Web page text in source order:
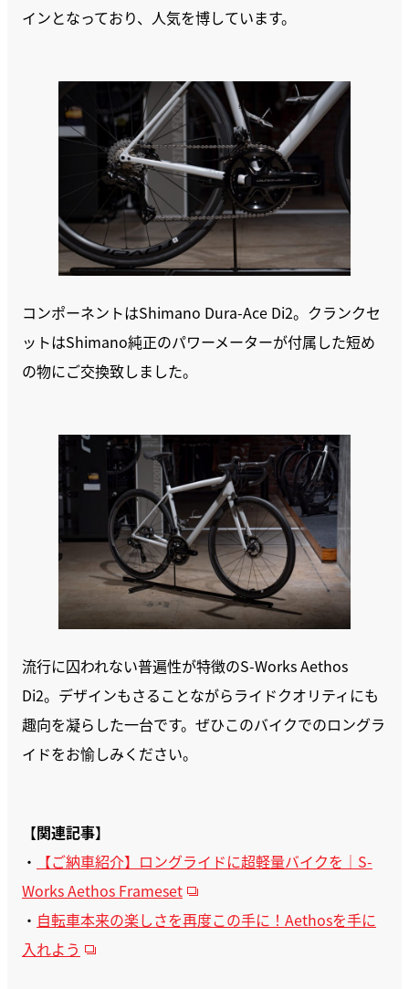
インとなっており、人気を博しています。
コンポーネントはShimano Dura-Ace Di2。クランクセ
ットはShimano純正のパワーメーターが付属した短め
の物にご交換致しました。
流行に囚われない普遍性が特徴のS-Works Aethos
Di2。デザインもさることながらライドクオリティにも
趣向を凝らした一台です。ぜひこのバイクでのロングラ
イドをお愉しみください。
【関連記事】
・
【ご納車紹介】ロングライドに超軽量バイクを｜S-
Works Aethos Frameset
・ 自転車本来の楽しさを再度この手に！Aethosを手に
入れよう